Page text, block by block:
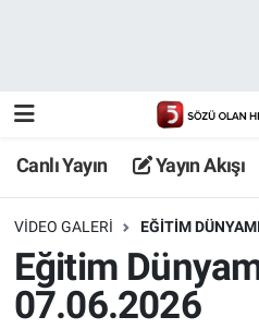
Canlı Yayın Yayın Akışı
VIDEO GALERI EĞITIM
Eğitim
07.06.2026
TV 5 Ekranı ve Arşiv